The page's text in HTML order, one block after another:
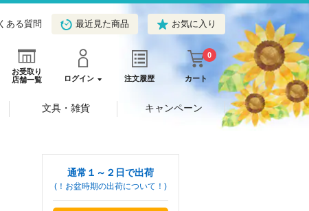
ある質問 最近見た商品 お気に入り
お受取り
店舗一覧
ログイン 注文履歴 カート
0
文具・雑貨 キャンペーン
通常１～２日で出荷
(！お盆時期の出荷について！)